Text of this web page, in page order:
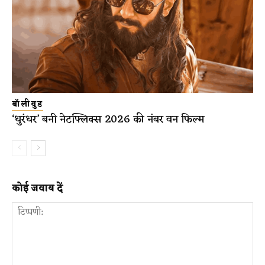
बॉलीवुड
‘धुरंधर’ बनी नेटफ्लिक्स 2026 की नंबर वन फिल्म
कोई जवाब दें